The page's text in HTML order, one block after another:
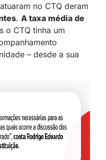
no CTQ deram
. A taxa média de
o CTQ tinha um
– desde a sua